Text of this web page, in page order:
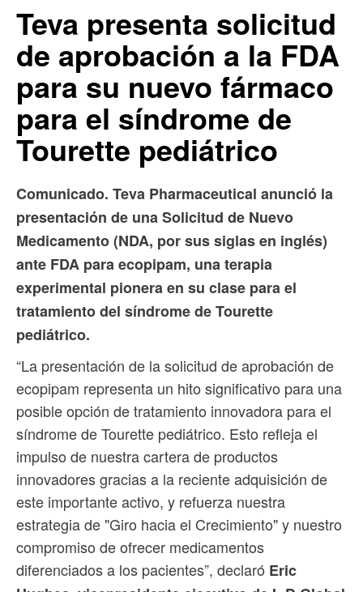
Teva presenta solicitud
de aprobación a la FDA
para su nuevo fármaco
para el síndrome de
Tourette pediátrico
Comunicado. Teva Pharmaceutical anunció la
presentación de una Solicitud de Nuevo
Medicamento (NDA, por sus siglas en inglés)
ante FDA para ecopipam, una terapia
experimental pionera en su clase para el
tratamiento del síndrome de Tourette
pediátrico.
“La presentación de la solicitud de aprobación de
ecopipam representa un hito significativo para una
posible opción de tratamiento innovadora para el
síndrome de Tourette pediátrico. Esto refleja el
impulso de nuestra cartera de productos
innovadores gracias a la reciente adquisición de
este importante activo, y refuerza nuestra
estrategia de "Giro hacia el Crecimiento" y nuestro
compromiso de ofrecer medicamentos
diferenciados a los pacientes”, declaró Eric